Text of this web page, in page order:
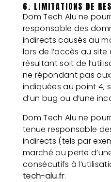
6. LIMITATIONS DE
Dom Tech Alu ne
responsable des
indirects causés au
lors de l’accès au
résultant soit de
ne répondant pas
indiquées au point 4,
d’un bug ou d’une
Dom Tech Alu ne
tenue responsable
indirects (tels par
marché ou perte
consécutifs à
tech-alu.fr.